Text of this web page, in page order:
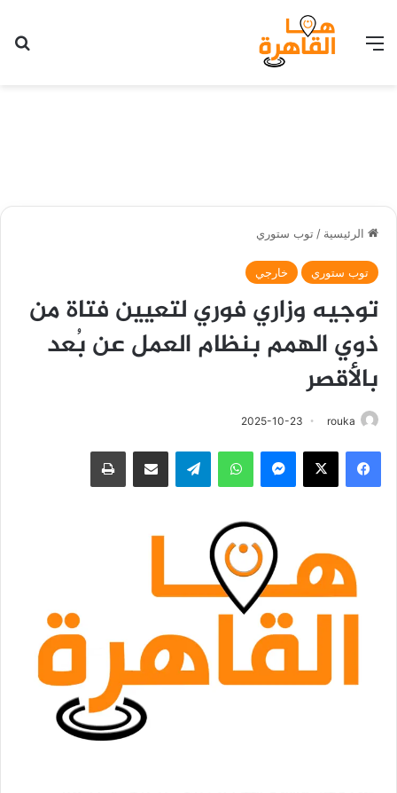
القائمة
الرئيسية / توب ستوري
توب ستوري خارجي
توجيه وزاري فوري لتعيين فتاة من
ذوي الهمم بنظام العمل عن بُعد
بالأقصر
rouka
2025-10-23
فيسبوك ‫X ماسنجر واتساب تيلقرام مشاركة عبر البريد طباعة